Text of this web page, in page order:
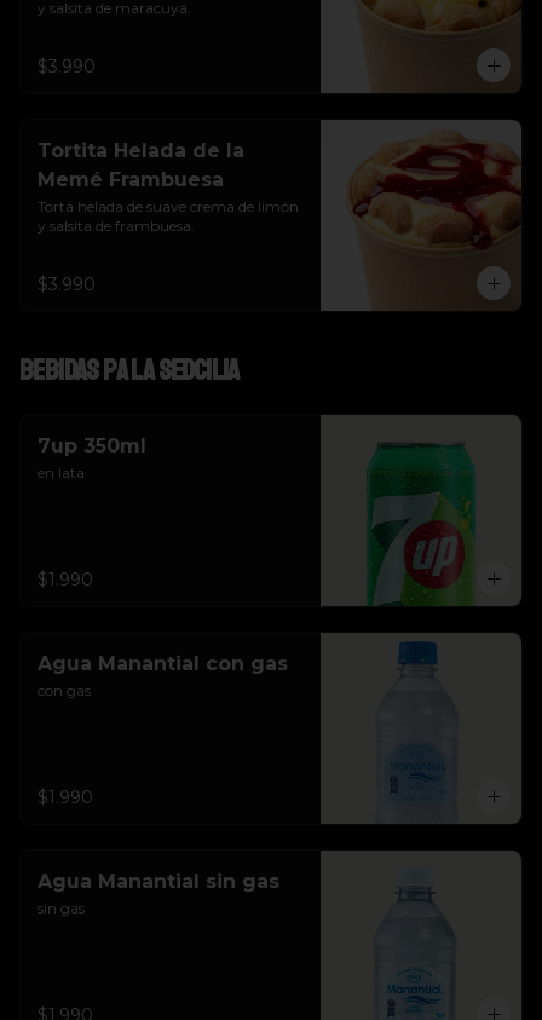
y salsita de maracuyá.
$3.990
Tortita Helada de la
Memé Frambuesa
Torta helada de suave crema de limón
y salsita de frambuesa.
$3.990
Bebidas pa la SEDcilia
7up 350ml
en lata
$1.990
Agua Manantial con gas
con gas
$1.990
Agua Manantial sin gas
sin gas
$1.990